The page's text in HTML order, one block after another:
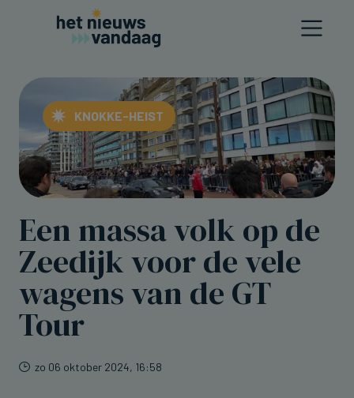
KNOKKE-HEIST
Een massa volk op de
Zeedijk voor de vele
wagens van de GT
Tour
zo 06 oktober 2024, 16:58